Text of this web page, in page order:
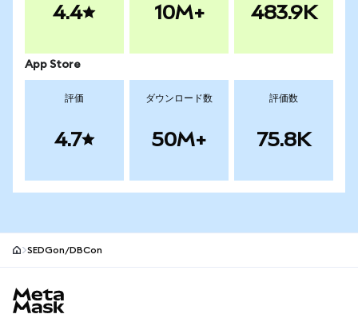
4.4 10M+ 483.9K
App Store
評価
4.7
ダウンロード数
50M+
評価数
75.8K
SEDGon/DBCon